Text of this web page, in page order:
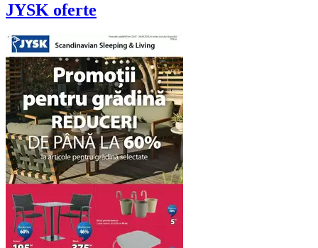
JYSK oferte